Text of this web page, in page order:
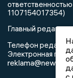
1107154017354)
Главный
Телефон
Электронная